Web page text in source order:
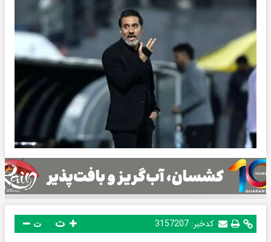
کدخبر: 3157207 ت